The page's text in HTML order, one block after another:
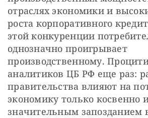
отраслях экономики и
роста корпоративного
этой конкуренции
однозначно проигрывает
производственному.
аналитиков ЦБ РФ еще раз:
правительства влияют на
экономику только косвенно
значительным запозданием